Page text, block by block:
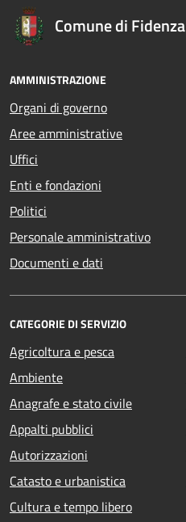
Comune di Fidenza
AMMINISTRAZIONE
Organi di governo
Aree amministrative
Uffici
Enti e fondazioni
Politici
Personale amministrativo
Documenti e dati
CATEGORIE DI SERVIZIO
Agricoltura e pesca
Ambiente
Anagrafe e stato civile
Appalti pubblici
Autorizzazioni
Catasto e urbanistica
Cultura e tempo libero